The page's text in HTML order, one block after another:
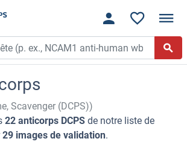
Scavenger (DCPS))
22 anticorps DCPS de notre liste de
29 images de validation.